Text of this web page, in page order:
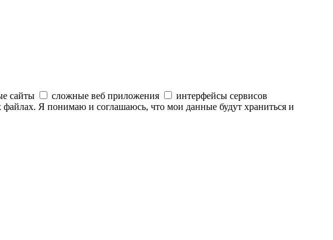
сайты сложные веб приложения
интерфейсы сервисов
Я понимаю и соглашаюсь, что мои данные будут храниться и